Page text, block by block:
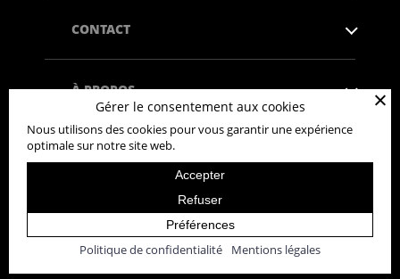
CONTACT
À PROPOS
Politique de confidentialité
Développé par l'agence de communication
Gérer le consentement aux cookies
Nous utilisons des cookies pour vous garantir une expérience
optimale sur notre site web.
Accepter
Refuser
Préférences
Politique de confidentialité Mentions légales